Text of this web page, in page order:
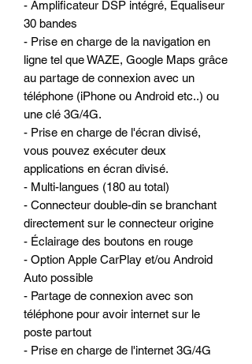
- Amplificateur DSP intégré, Equaliseur
30 bandes
- Prise en charge de la navigation en
ligne tel que WAZE, Google Maps grâce
au partage de connexion avec un
téléphone (iPhone ou Android etc..) ou
une clé 3G/4G.
- Prise en charge de l'écran divisé,
vous pouvez exécuter deux
applications en écran divisé.
- Multi-langues (180 au total)
- Connecteur double-din se branchant
directement sur le connecteur origine
- Éclairage des boutons en rouge
- Option Apple CarPlay et/ou Android
Auto possible
- Partage de connexion avec son
téléphone pour avoir internet sur le
poste partout
- Prise en charge de l'internet 3G/4G